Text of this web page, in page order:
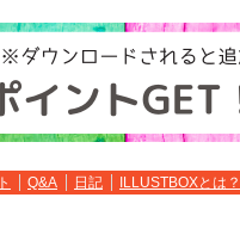
Q&A 日記 ILLUSTBOXとは？